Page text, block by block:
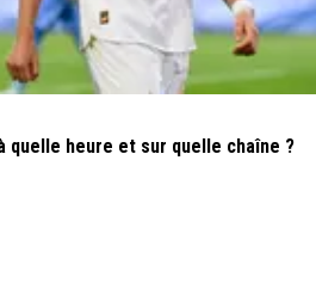
quelle heure et sur quelle chaîne ?